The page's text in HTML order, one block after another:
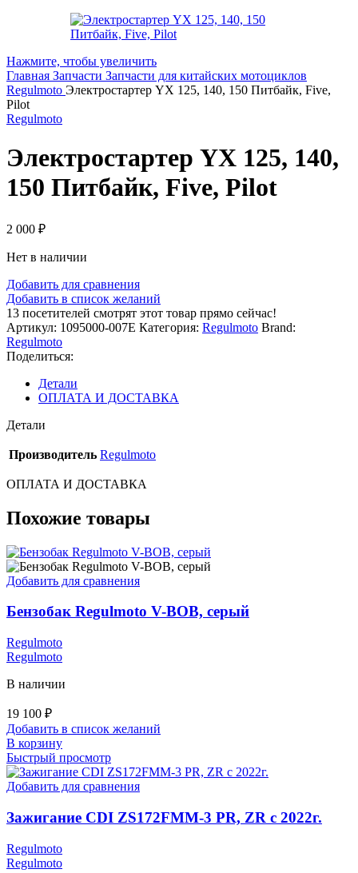
Нажмите, чтобы увеличить
Главная Запчасти Запчасти для китайских мотоциклов
Regulmoto Электростартер YX 125, 140, 150 Питбайк, Five,
Pilot
Regulmoto
Электростартер YX 125, 140,
150 Питбайк, Five, Pilot
2 000 ₽
Нет в наличии
Добавить для сравнения
Добавить в список желаний
13 посетителей смотрят этот товар прямо сейчас!
Артикул: 1095000-007E Категория: Regulmoto Brand:
Regulmoto
Поделиться:
Детали
ОПЛАТА И ДОСТАВКА
Детали
Производитель Regulmoto
ОПЛАТА И ДОСТАВКА
Похожие товары
Добавить для сравнения
Бензобак Regulmoto V-BOB, серый
Regulmoto
Regulmoto
В наличии
19 100 ₽
Добавить в список желаний
В корзину
Быстрый просмотр
Добавить для сравнения
Зажигание CDI ZS172FMM-3 PR, ZR с 2022г.
Regulmoto
Regulmoto